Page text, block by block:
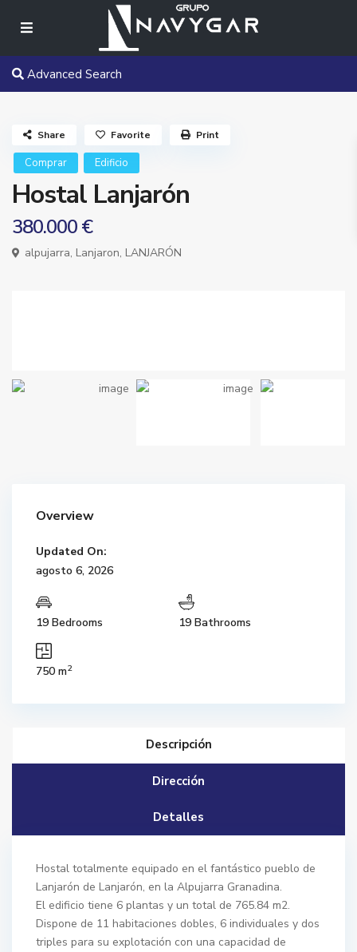
Advanced Search
Comprar Edificio
Hostal Lanjarón
380.000 €
alpujarra, Lanjaron, LANJARÓN
Share Favorite Print
Overview
Updated On:
agosto 6, 2026
19 Bedrooms 19 Bathrooms
750 m2
Descripción
Dirección
Detalles
Hostal totalmente equipado en el fantástico pueblo de
Lanjarón de Lanjarón, en la Alpujarra Granadina.
El edificio tiene 6 plantas y un total de 765.84 m2.
Dispone de 11 habitaciones dobles, 6 individuales y dos
triples para su explotación con una capacidad de